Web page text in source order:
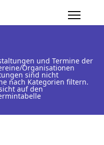
und Termine der
Organisationen
sind nicht
nach Kategorien filtern.
auf den